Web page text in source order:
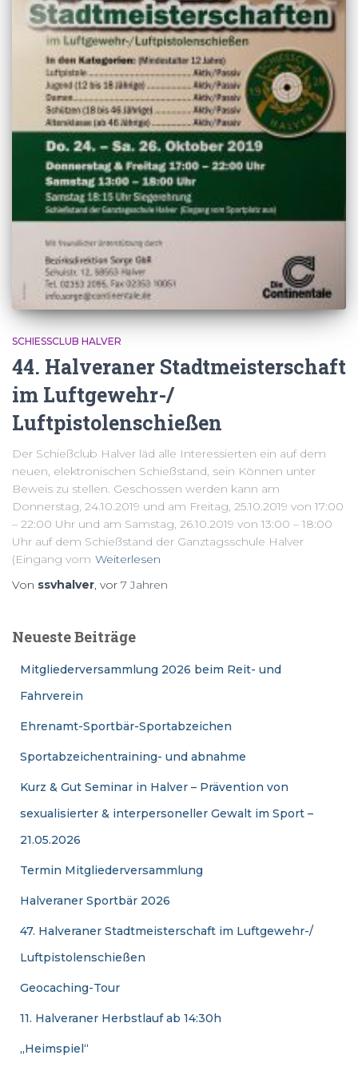
SCHIESSCLUB HALVER
44. Halveraner Stadtmeisterschaft
im Luftgewehr-/
Luftpistolenschießen
Der Schießclub Halver läd alle Interessierten ein auf dem
neuen, elektronischen Schießstand, sein Können unter
Beweis zu stellen. Geschossen werden kann am
Donnerstag, 24.10.2019 und am Freitag, 25.10.2019 von 17:00
– 22:00 Uhr und am Samstag, 26.10.2019 von 13:00 – 18:00
Uhr auf dem Schießstand der Ganztagsschule Halver
(Eingang vom Weiterlesen
Von ssvhalver, vor 7 Jahren
Neueste Beiträge
Mitgliederversammlung 2026 beim Reit- und
Fahrverein
Ehrenamt-Sportbär-Sportabzeichen
Sportabzeichentraining- und abnahme
Kurz & Gut Seminar in Halver – Prävention von
sexualisierter & interpersoneller Gewalt im Sport –
21.05.2026
Termin Mitgliederversammlung
Halveraner Sportbär 2026
47. Halveraner Stadtmeisterschaft im Luftgewehr-/
Luftpistolenschießen
Geocaching-Tour
11. Halveraner Herbstlauf ab 14:30h
„Heimspiel“